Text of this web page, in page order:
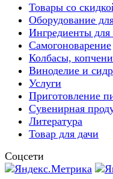
Товары со
Оборудование
Ингредиенты для
Самогоноварение
Колбасы,
Виноделие и сидр
Услуги
Приготовление
Сувенирная
Литература
Товар для дачи
Соцсети